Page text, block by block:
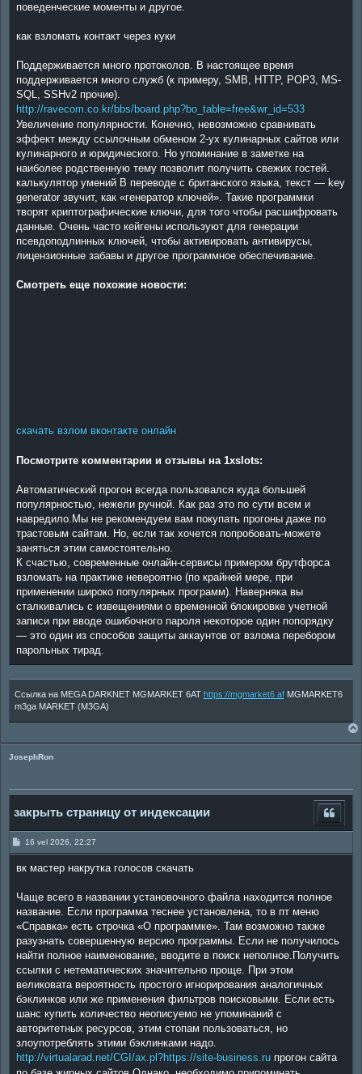
поведенческие моменты и другое.
как взломать контакт через куки
Поддерживается много протоколов. В настоящее время
поддерживается много служб (к примеру, SMB, HTTP, POP3, MS-
SQL, SSHv2 прочие).
http://ravecom.co.kr/bbs/board.php?bo_table=free&wr_id=533
Увеличение популярности. Конечно, невозможно сравнивать
эффект между ссылочным обменом 2-ух кулинарных сайтов или
кулинарного и юридического. Но упоминание в заметке на
наиболее родственную тему позволит получить свежих гостей.
калькулятор умений В переводе с британского языка, текст — key
generator звучит, как «генератор ключей». Такие программки
творят криптографические ключи, для того чтобы расшифровать
данные. Очень часто кейгены используют для генерации
псевдоподлинных ключей, чтобы активировать антивирусы,
лицензионные забавы и другое программное обеспечивание.
Смотреть еще похожие новости:
скачать взлом вконтакте онлайн
Посмотрите комментарии и отзывы на 1xslots:
Автоматический прогон всегда пользовался куда большей
популярностью, нежели ручной. Как раз это по сути всем и
навредило.Мы не рекомендуем вам покупать прогоны даже по
трастовым сайтам. Но, если так хочется попробовать-можете
заняться этим самостоятельно.
К счастью, современные онлайн-сервисы примером брутфорса
взломать на практике невероятно (по крайней мере, при
применении широко популярных программ). Наверняка вы
сталкивались с извещениями о временной блокировке учетной
записи при вводе ошибочного пароля некоторое один попорядку
— это один из способов защиты аккаунтов от взлома перебором
парольных тирад.
Ссылка на MEGA DARKNET MGMARKET 6AT https://mgmarket6.afMGMARKET6
m3ga MARKET (M3GA)
JosephRon
закрыть страницу от индексации
P
t
16 vel 2026, 22:27
вк мастер накрутка голосов скачать
Чаще всего в названии установочного файла находится полное
название. Если программа теснее установлена, то в пт меню
«Справка» есть строчка «О программке». Там возможно также
разузнать совершенную версию программы. Если не получилось
найти полное наименование, вводите в поиск неполное.Получить
ссылки с нетематических значительно проще. При этом
великовата вероятность простого игнорирования аналогичных
бэклинков или же применения фильтров поисковыми. Если есть
шанс купить количество неописуемо не упоминаний с
авторитетных ресурсов, этим стопам пользоваться, но
злоупотреблять этими бэклинками надо.
http://virtualarad.net/CGI/ax.pl?https://site-business.ru прогон сайта